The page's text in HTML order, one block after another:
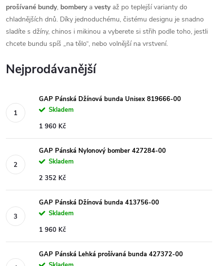
prošívané bundy, bomberya vestyaž po teplejší varianty do
chladnějších dnů. Díky jednoduchému, čistému designu je snadno
sladíte s džíny, chinos i mikinou a vyberete si střih podle toho, jestli
chcete bundu spíš „na tělo“, nebo volnější na vrstvení.
Nejprodávanější
GAP Pánská Džínová bunda Unisex 819666-00
Skladem
1 960 Kč
GAP Pánská Nylonový bomber 427284-00
Skladem
2 352 Kč
GAP Pánská Džínová bunda 413756-00
Skladem
1 960 Kč
GAP Pánská Lehká prošívaná bunda 427372-00